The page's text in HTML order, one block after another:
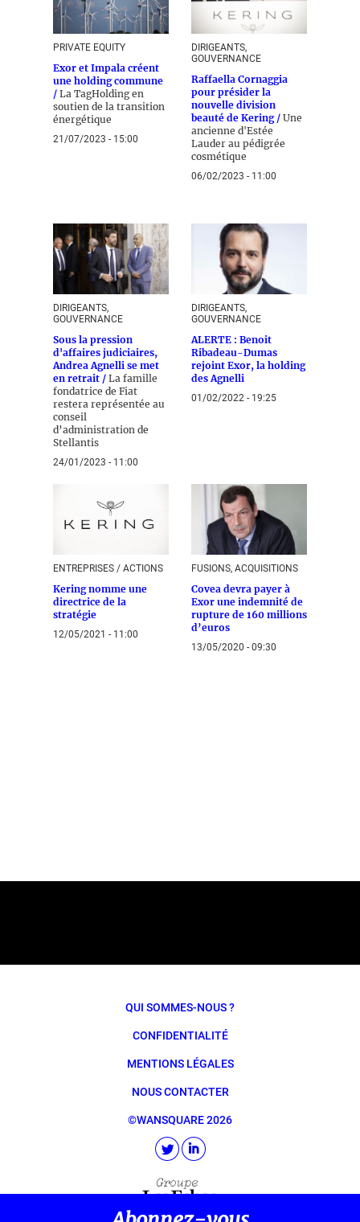
PRIVATE EQUITY
Exor et Impala créent
une holding commune
/ La TagHolding en
soutien de la transition
énergétique
21/07/2023 - 15:00
DIRIGEANTS,
GOUVERNANCE
Raffaella Cornaggia
pour présider la
nouvelle division
beauté de Kering / Une
ancienne d'Estée
Lauder au pédigrée
cosmétique
06/02/2023 - 11:00
DIRIGEANTS,
GOUVERNANCE
Sous la pression
d'affaires judiciaires,
Andrea Agnelli se met
en retrait / La famille
fondatrice de Fiat
restera représentée au
conseil
d’administration de
Stellantis
24/01/2023 - 11:00
DIRIGEANTS,
GOUVERNANCE
ALERTE : Benoit
Ribadeau-Dumas
rejoint Exor, la holding
des Agnelli
01/02/2022 - 19:25
ENTREPRISES / ACTIONS
Kering nomme une
directrice de la
stratégie
12/05/2021 - 11:00
FUSIONS, ACQUISITIONS
Covea devra payer à
Exor une indemnité de
rupture de 160 millions
d’euros
13/05/2020 - 09:30
QUI SOMMES-NOUS ?
CONFIDENTIALITÉ
MENTIONS LÉGALES
NOUS CONTACTER
©WANSQUARE 2026